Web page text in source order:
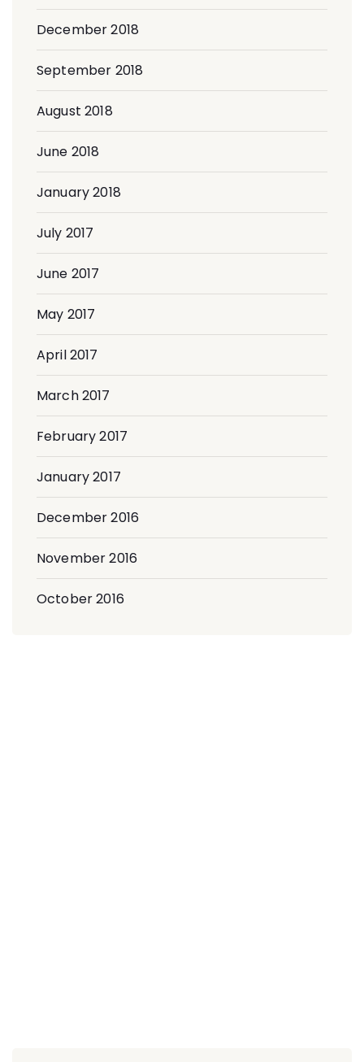
December 2018
September 2018
August 2018
June 2018
January 2018
July 2017
June 2017
May 2017
April 2017
March 2017
February 2017
January 2017
December 2016
November 2016
October 2016